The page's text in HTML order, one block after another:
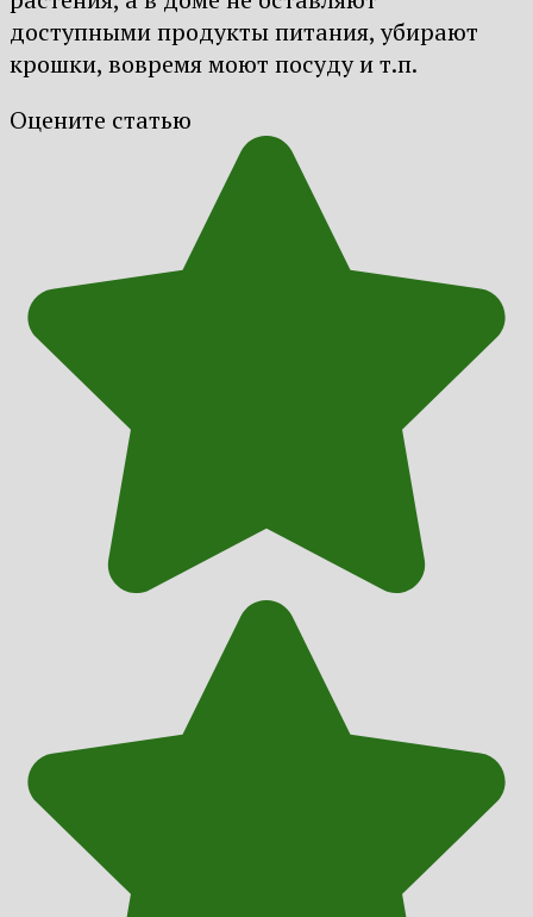
доступными продукты питания, убирают
крошки, вовремя моют посуду и т.п.
Оцените статью